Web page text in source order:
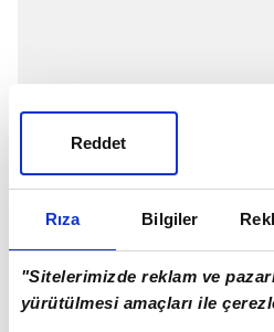
Rıza Bilgiler
"Sitelerimizde reklam ve
yürütülmesi amaçları ile
Reddet